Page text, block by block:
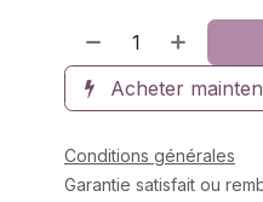
Acheter
Conditions générales
Garantie satisfait ou